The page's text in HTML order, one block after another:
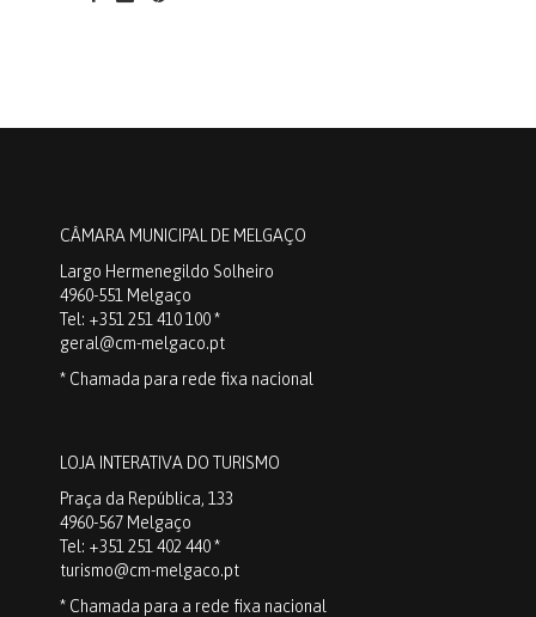
CÂMARA MUNICIPAL DE MELGAÇO
Largo Hermenegildo Solheiro
4960-551 Melgaço
Tel: +351 251 410 100 *
geral@cm-melgaco.pt
* Chamada para rede fixa nacional
LOJA INTERATIVA DO TURISMO
Praça da República, 133
4960-567 Melgaço
Tel: +351 251 402 440 *
turismo@cm-melgaco.pt
* Chamada para a rede fixa nacional